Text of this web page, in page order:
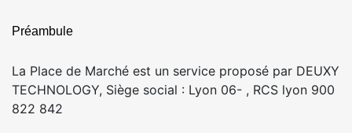
Préambule
La Place de Marché est un service proposé par DEUXY
TECHNOLOGY, Siège social : Lyon 06- , RCS lyon 900
822 842